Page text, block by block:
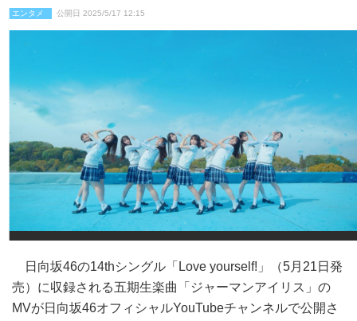
エンタメ 公開日 2025/5/17 12:15
日向坂46の14thシングル「Love yourself!」（5月21日発
売）に収録される五期生楽曲「ジャーマンアイリス」の
MVが日向坂46オフィシャルYouTubeチャンネルで公開さ